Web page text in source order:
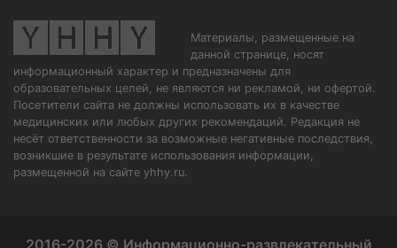
Материалы, размещенные на
данной странице, носят
информационный характер и предназначены для
образовательных целей, не являются ни рекламой, ни офертой.
Посетители сайта не должны использовать их в качестве
медицинских или любых других рекомендаций. Редакция не
несёт ответственности за возможные негативные последствия,
возникшие в результате использования информации,
размещенной на сайте yhhy.ru.
2016-2026 © Информационно-развлекательный